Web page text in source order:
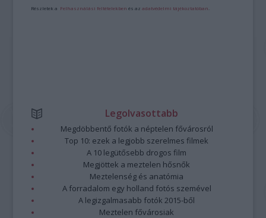
Részletek a Felhasználási feltételekben és azadatvédelmi tájékoztatóban
Legolvasottabb
Megdöbbentő fotók a néptelen fővárosról
Top 10: ezek a legjobb szerelmes filmek
A 10 legütősebb drogos film
Megjöttek a meztelen hősnők
Meztelenség és anatómia
A forradalom egy holland fotós szemével
A legizgalmasabb fotók 2015-ből
Meztelen fővárosiak